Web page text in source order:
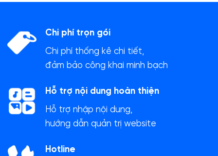
Chi phí trọn gói
Chi phí thống kê chi tiết,
đảm bảo công khai minh bạch
Hỗ trợ nội dung hoàn thiện
Hỗ trợ nhập nội dung,
hướng dẫn quản trị website
Hotline